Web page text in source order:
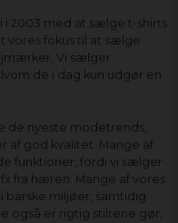
i 2003 med at sælge t-shirts
vores fokus til at sælge
Vi sælger
de i dag kun udgør en
de nyeste modetrends,
af god kvalitet. Mange af
funktioner, fordi vi sælger
fra hæren. Mange af vores
miljøer, samtidig
også er rigtig stilrene gør,